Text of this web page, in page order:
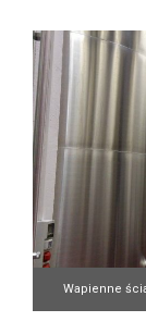
Wapienne